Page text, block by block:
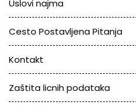
Uslovi najma
Cesto Postavljena Pitanja
Kontakt
Zaštita licnih podataka